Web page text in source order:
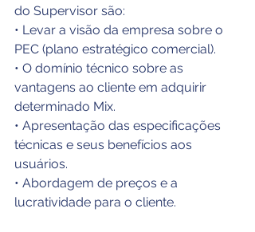
do Supervisor são:
• Levar a visão da empresa sobre o
PEC (plano estratégico comercial).
• O domínio técnico sobre as
vantagens ao cliente em adquirir
determinado Mix.
• Apresentação das especificações
técnicas e seus benefícios aos
usuários.
• Abordagem de preços e a
lucratividade para o cliente.